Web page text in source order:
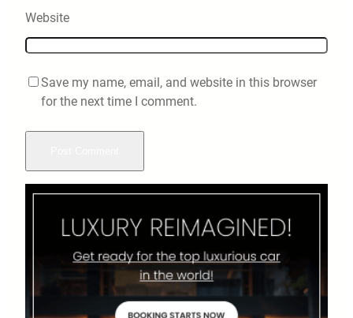
Website
Save my name, email, and website in this browser
for the next time I comment.